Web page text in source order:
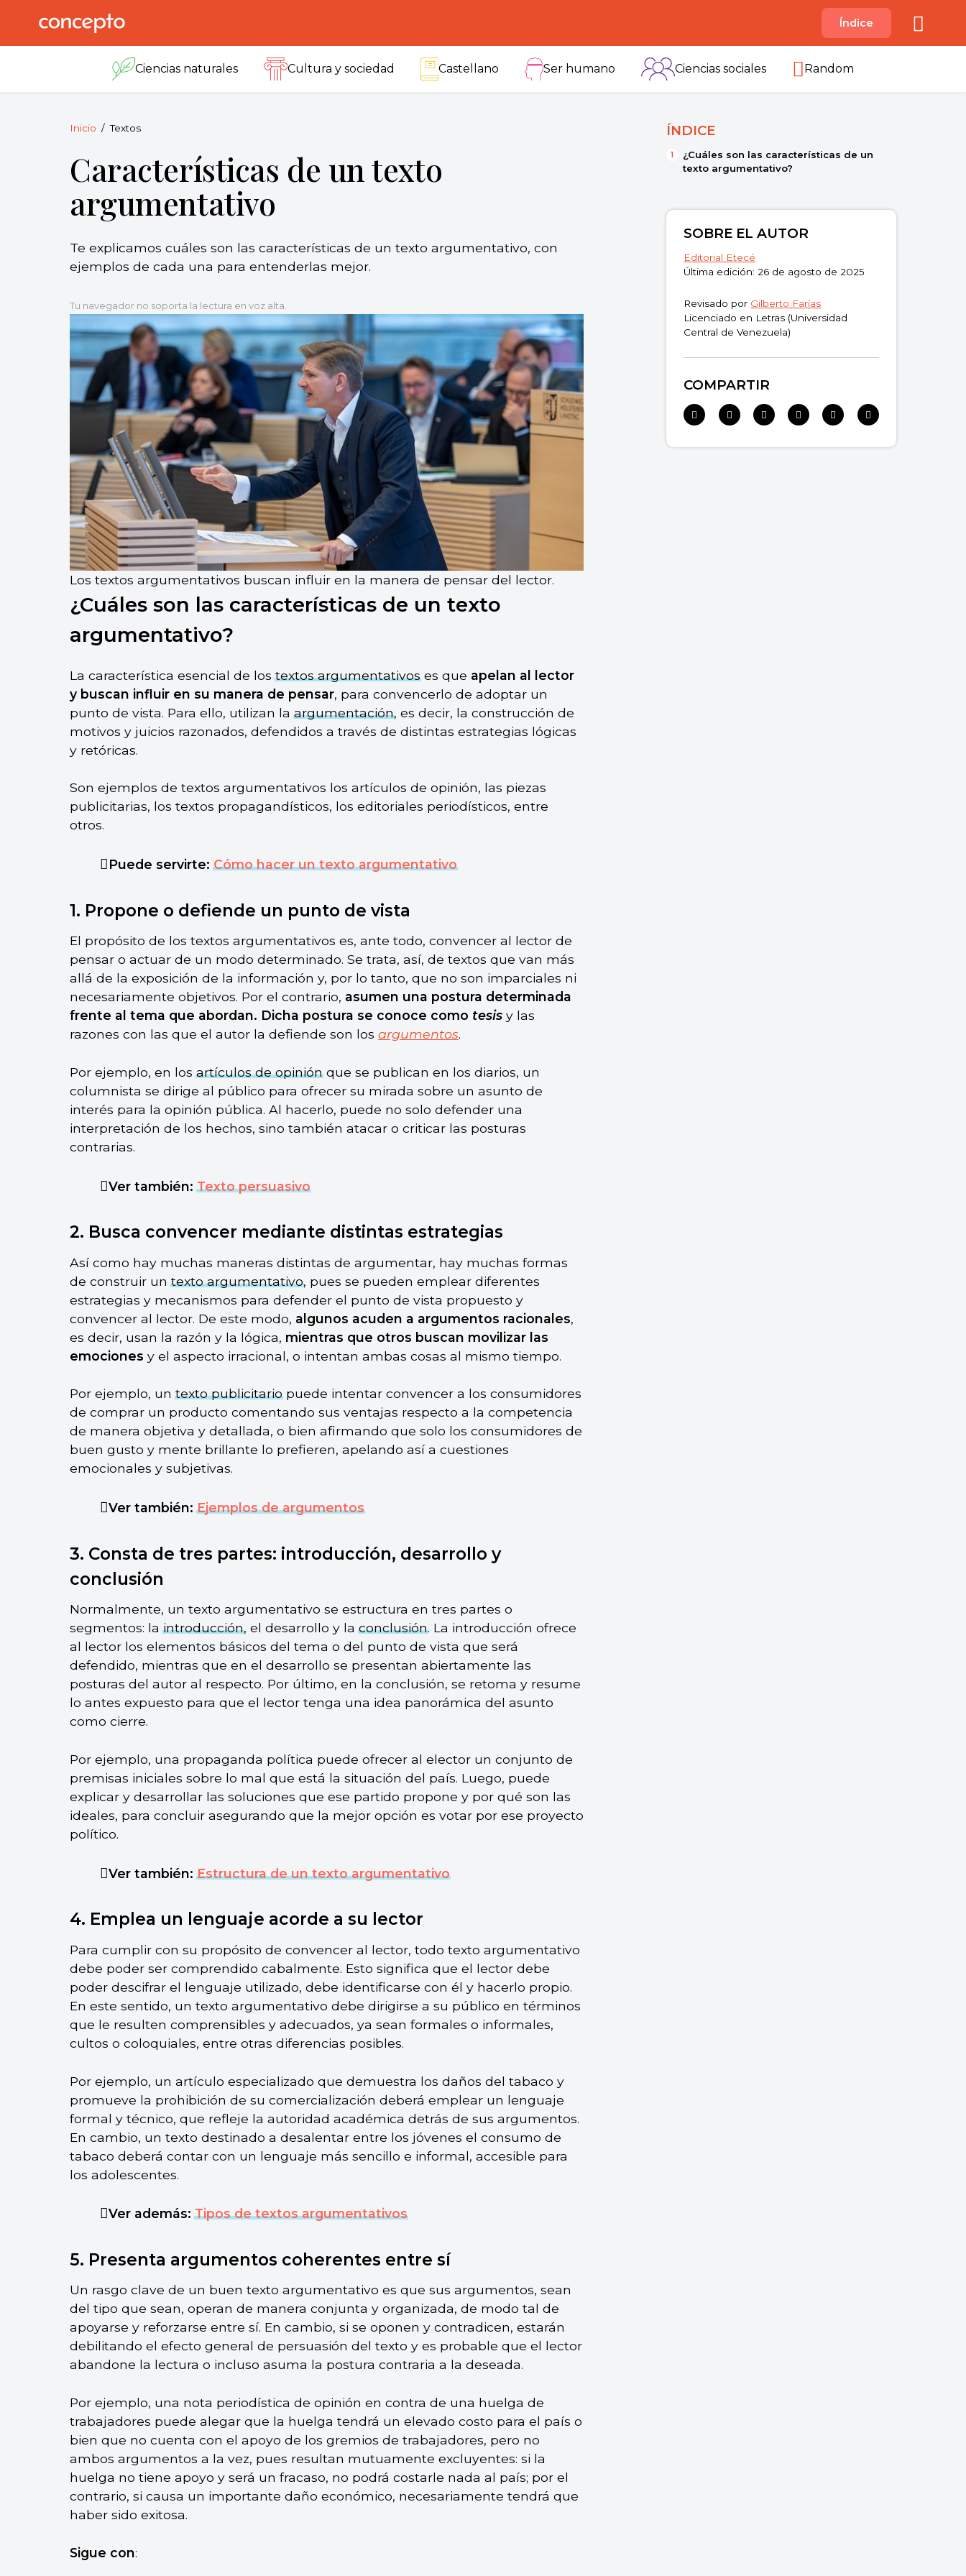
reservados.
B C
Índice
Ciencias naturales Cultura y sociedad Castellano Ser humano Ciencias sociales Random
Inicio Textos
Características de un texto
argumentativo
Te explicamos cuáles son las características de un texto argumentativo, con
ejemplos de cada una para entenderlas mejor.
Tu navegador no soporta la lectura en voz alta.
Los textos argumentativos buscan influir en la manera de pensar del lector.
¿Cuáles son las características de un texto
argumentativo?
La característica esencial de lostextos argumentativoses que apelan al lector
y buscan influir en su manera de pensar, para convencerlo de adoptar un
punto de vista. Para ello, utilizan laargumentación, es decir, la construcción de
motivos y juicios razonados, defendidos a través de distintas estrategias lógicas
y retóricas.
Son ejemplos de textos argumentativos los artículos de opinión, las piezas
publicitarias, los textos propagandísticos, los editoriales periodísticos, entre
otros.
Puede servirte:Cómo hacer un texto argumentativo
1. Propone o defiende un punto de vista
El propósito de los textos argumentativos es, ante todo, convencer al lector de
pensar o actuar de un modo determinado. Se trata, así, de textos que van más
allá de la exposición de la información y, por lo tanto, que no son imparciales ni
necesariamente objetivos. Por el contrario, asumen una postura determinada
frente al tema que abordan. Dicha postura se conoce como tesisy las
razones con las que el autor la defiende son los argumentos.
Por ejemplo, en losartículos de opiniónque se publican en los diarios, un
columnista se dirige al público para ofrecer su mirada sobre un asunto de
interés para la opinión pública. Al hacerlo, puede no solo defender una
interpretación de los hechos, sino también atacar o criticar las posturas
contrarias.
Ver también:Texto persuasivo
2. Busca convencer mediante distintas estrategias
Así como hay muchas maneras distintas de argumentar, hay muchas formas
de construir untexto argumentativo, pues se pueden emplear diferentes
estrategias y mecanismos para defender el punto de vista propuesto y
convencer al lector. De este modo, algunos acuden a argumentos racionales,
es decir, usan la razón y la lógica, mientras que otros buscan movilizar las
emociones y el aspecto irracional, o intentan ambas cosas al mismo tiempo.
Por ejemplo, untexto publicitariopuede intentar convencer a los consumidores
de comprar un producto comentando sus ventajas respecto a la competencia
de manera objetiva y detallada, o bien afirmando que solo los consumidores de
buen gusto y mente brillante lo prefieren, apelando así a cuestiones
emocionales y subjetivas.
Ver también:Ejemplos de argumentos
3. Consta de tres partes: introducción, desarrollo y
conclusión
Normalmente, un texto argumentativo se estructura en tres partes o
segmentos: laintroducción, el desarrollo y laconclusión. La introducción ofrece
al lector los elementos básicos del tema o del punto de vista que será
defendido, mientras que en el desarrollo se presentan abiertamente las
posturas del autor al respecto. Por último, en la conclusión, se retoma y resume
lo antes expuesto para que el lector tenga una idea panorámica del asunto
como cierre.
Por ejemplo, una propaganda política puede ofrecer al elector un conjunto de
premisas iniciales sobre lo mal que está la situación del país. Luego, puede
explicar y desarrollar las soluciones que ese partido propone y por qué son las
ideales, para concluir asegurando que la mejor opción es votar por ese proyecto
político.
Ver también:Estructura de un texto argumentativo
4. Emplea un lenguaje acorde a su lector
Para cumplir con su propósito de convencer al lector, todo texto argumentativo
debe poder ser comprendido cabalmente. Esto significa que el lector debe
poder descifrar el lenguaje utilizado, debe identificarse con él y hacerlo propio.
En este sentido, un texto argumentativo debe dirigirse a su público en términos
que le resulten comprensibles y adecuados, ya sean formales o informales,
cultos o coloquiales, entre otras diferencias posibles.
Por ejemplo, un artículo especializado que demuestra los daños del tabaco y
promueve la prohibición de su comercialización deberá emplear un lenguaje
formal y técnico, que refleje la autoridad académica detrás de sus argumentos.
En cambio, un texto destinado a desalentar entre los jóvenes el consumo de
tabaco deberá contar con un lenguaje más sencillo e informal, accesible para
los adolescentes.
Ver además:Tipos de textos argumentativos
5. Presenta argumentos coherentes entre sí
Un rasgo clave de un buen texto argumentativo es que sus argumentos, sean
del tipo que sean, operan de manera conjunta y organizada, de modo tal de
apoyarse y reforzarse entre sí. En cambio, si se oponen y contradicen, estarán
debilitando el efecto general de persuasión del texto y es probable que el lector
abandone la lectura o incluso asuma la postura contraria a la deseada.
Por ejemplo, una nota periodística de opinión en contra de una huelga de
trabajadores puede alegar que la huelga tendrá un elevado costo para el país o
bien que no cuenta con el apoyo de los gremios de trabajadores, pero no
ambos argumentos a la vez, pues resultan mutuamente excluyentes: si la
huelga no tiene apoyo y será un fracaso, no podrá costarle nada al país; por el
contrario, si causa un importante daño económico, necesariamente tendrá que
haber sido exitosa.
Sigue con:
ÍNDICE
¿Cuáles son las características de un
texto argumentativo?
SOBRE EL AUTOR
Editorial Etecé
Última edición: 26 de agosto de 2025
Revisado por Gilberto Farías
Licenciado en Letras (Universidad
Central de Venezuela)
COMPARTIR